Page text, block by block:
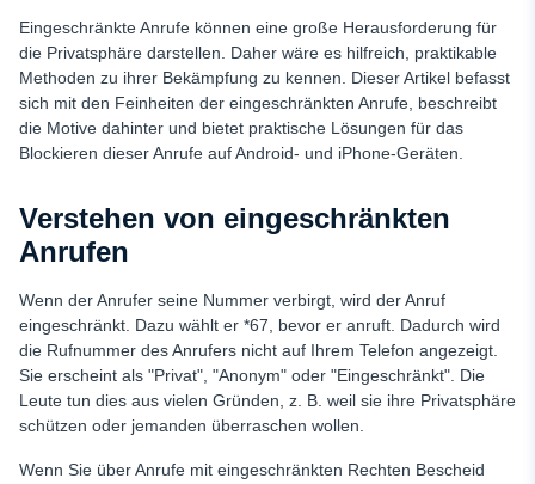
Eingeschränkte Anrufe können eine große Herausforderung für
die Privatsphäre darstellen. Daher wäre es hilfreich, praktikable
Methoden zu ihrer Bekämpfung zu kennen. Dieser Artikel befasst
sich mit den Feinheiten der eingeschränkten Anrufe, beschreibt
die Motive dahinter und bietet praktische Lösungen für das
Blockieren dieser Anrufe auf Android- und iPhone-Geräten.
Verstehen von eingeschränkten
Anrufen
Wenn der Anrufer seine Nummer verbirgt, wird der Anruf
eingeschränkt. Dazu wählt er *67, bevor er anruft. Dadurch wird
die Rufnummer des Anrufers nicht auf Ihrem Telefon angezeigt.
Sie erscheint als "Privat", "Anonym" oder "Eingeschränkt". Die
Leute tun dies aus vielen Gründen, z. B. weil sie ihre Privatsphäre
schützen oder jemanden überraschen wollen.
Wenn Sie über Anrufe mit eingeschränkten Rechten Bescheid
Nationales Register "Nicht anrufen": Eine zusätzliche
Maßnahme
Schlussfolgerung
FAQ